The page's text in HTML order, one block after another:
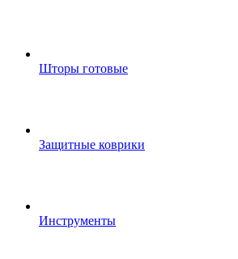
Шторы готовые
Защитные коврики
Инструменты